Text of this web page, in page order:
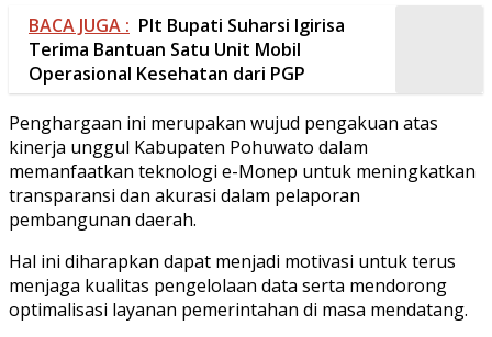
BACA JUGA : Plt Bupati Suharsi Igirisa
Terima Bantuan Satu Unit Mobil
Operasional Kesehatan dari PGP
Penghargaan ini merupakan wujud pengakuan atas
kinerja unggul Kabupaten Pohuwato dalam
memanfaatkan teknologi e-Monep untuk meningkatkan
transparansi dan akurasi dalam pelaporan
pembangunan daerah.
Hal ini diharapkan dapat menjadi motivasi untuk terus
menjaga kualitas pengelolaan data serta mendorong
optimalisasi layanan pemerintahan di masa mendatang.